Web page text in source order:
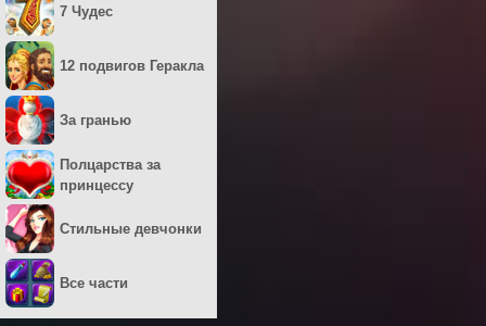
7 Чудес
12 подвигов Геракла
За гранью
Полцарства за
принцессу
Стильные девчонки
Все части